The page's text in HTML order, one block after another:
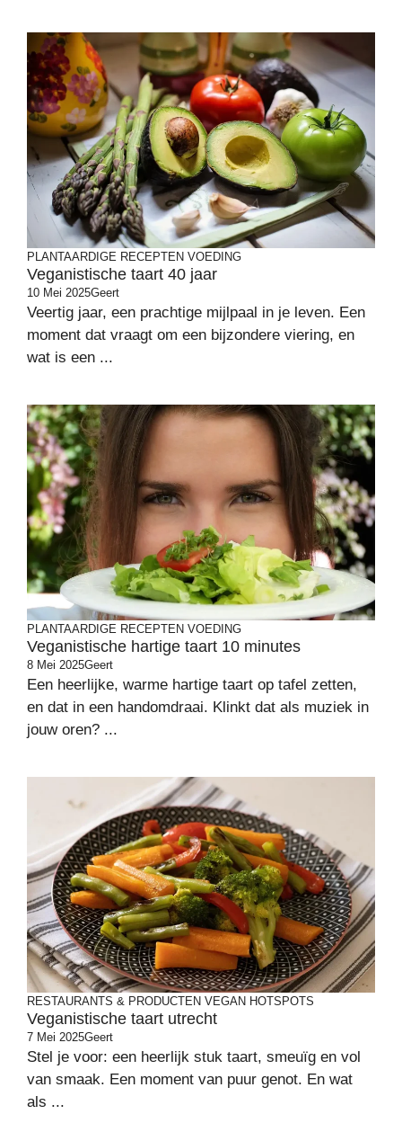
PLANTAARDIGE RECEPTEN VOEDING
Veganistische taart 40 jaar
10 Mei 2025Geert
Veertig jaar, een prachtige mijlpaal in je leven. Een
moment dat vraagt om een bijzondere viering, en
wat is een ...
PLANTAARDIGE RECEPTEN VOEDING
Veganistische hartige taart 10 minutes
8 Mei 2025Geert
Een heerlijke, warme hartige taart op tafel zetten,
en dat in een handomdraai. Klinkt dat als muziek in
jouw oren? ...
RESTAURANTS & PRODUCTEN VEGAN HOTSPOTS
Veganistische taart utrecht
7 Mei 2025Geert
Stel je voor: een heerlijk stuk taart, smeuïg en vol
van smaak. Een moment van puur genot. En wat
als ...